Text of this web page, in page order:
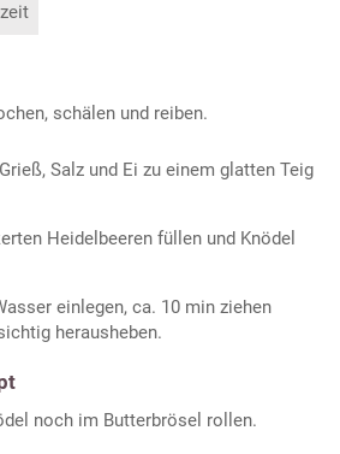
schälen und reiben.
Salz und Ei zu einem glatten Teig
Heidelbeeren füllen und Knödel
einlegen, ca. 10 min ziehen
herausheben.
noch im Butterbrösel rollen.